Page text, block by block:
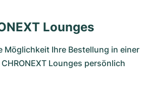
Lounges
Möglichkeit Ihre Bestellung in einer
Lounges persönlich